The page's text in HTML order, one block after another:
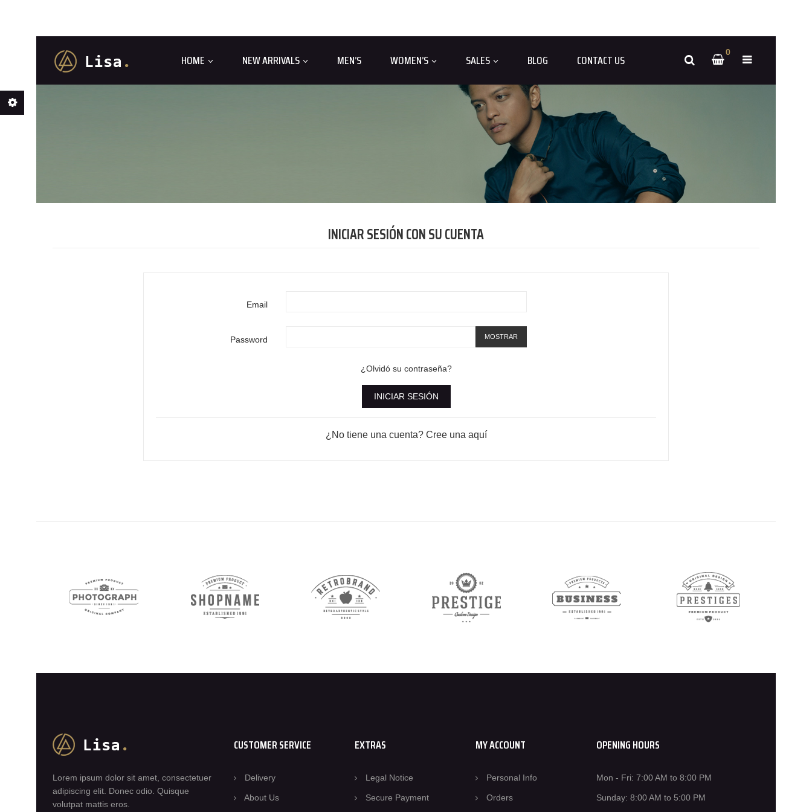
0
HOME NEW ARRIVALS MEN’S WOMEN’S SALES BLOG CONTACT US
INICIAR SESIÓN CON SU CUENTA
Email
Password MOSTRAR
¿Olvidó su contraseña?
INICIAR SESIÓN
¿No tiene una cuenta? Cree una aquí
Lorem ipsum dolor sit amet, consectetuer
adipiscing elit. Donec odio. Quisque
volutpat mattis eros.
CUSTOMER SERVICE
Delivery
About Us
EXTRAS
Legal Notice
Secure Payment
MY ACCOUNT
Personal Info
Orders
OPENING HOURS
Mon - Fri: 7:00 AM to 8:00 PM
Sunday: 8:00 AM to 5:00 PM